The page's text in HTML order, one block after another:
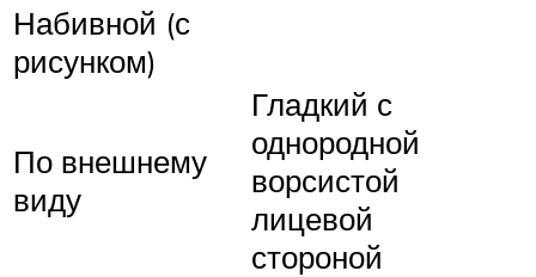
Набивной (с
рисунком)
По внешнему
виду
Гладкий с
однородной
ворсистой
лицевой
стороной